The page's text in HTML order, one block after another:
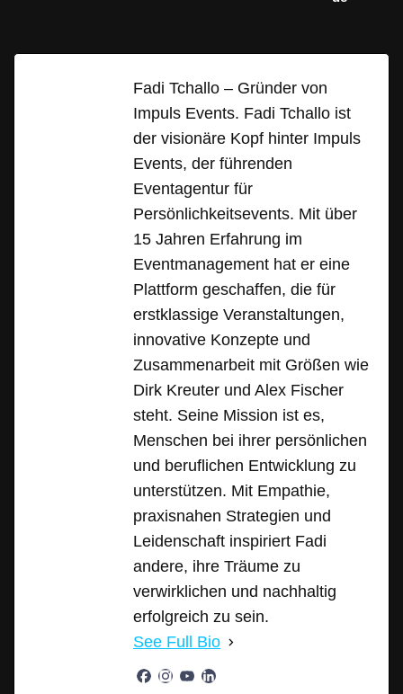
Fadi Tchallo – Gründer von
Impuls Events. Fadi Tchallo ist
der visionäre Kopf hinter Impuls
Events, der führenden
Eventagentur für
Persönlichkeitsevents. Mit über
15 Jahren Erfahrung im
Eventmanagement hat er eine
Plattform geschaffen, die für
erstklassige Veranstaltungen,
innovative Konzepte und
Zusammenarbeit mit Größen wie
Dirk Kreuter und Alex Fischer
steht. Seine Mission ist es,
Menschen bei ihrer persönlichen
und beruflichen Entwicklung zu
unterstützen. Mit Empathie,
praxisnahen Strategien und
Leidenschaft inspiriert Fadi
andere, ihre Träume zu
verwirklichen und nachhaltig
erfolgreich zu sein.
See Full Bio